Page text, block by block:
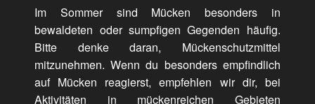
Im Sommer sind Mücken besonders in
bewaldeten oder sumpfigen Gegenden häufig.
Bitte denke daran, Mückenschutzmittel
mitzunehmen. Wenn du besonders empfindlich
auf Mücken reagierst, empfehlen wir dir, bei
Aktivitäten in mückenreichen Gebieten